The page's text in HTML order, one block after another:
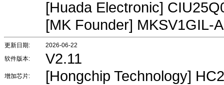
[Huada Electronic]
[MK Founder] MKSV1GIL-
更新日期:
2026-06-22
软件版本:
V2.11
增加芯片:
[Hongchip Technology]